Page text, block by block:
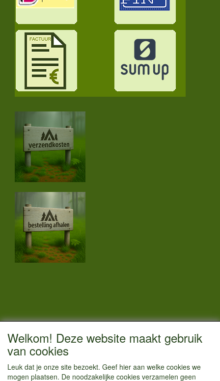
CONTACTGEGEVENS
Vestigingsadres:
Hoofdweg 36
Welkom! Deze website maakt gebruik
van cookies
Leuk dat je onze site bezoekt. Geef hier aan welke cookies we
mogen plaatsen. De noodzakelijke cookies verzamelen geen